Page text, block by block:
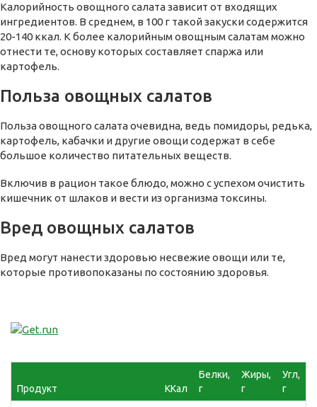
Калорийность овощного салата зависит от входящих
ингредиентов. В среднем, в 100 г такой закуски содержится
20-140 ккал. К более калорийным овощным салатам можно
отнести те, основу которых составляет спаржа или
картофель.
Польза овощных салатов
Польза овощного салата очевидна, ведь помидоры, редька,
картофель, кабачки и другие овощи содержат в себе
большое количество питательных веществ.
Включив в рацион такое блюдо, можно с успехом очистить
кишечник от шлаков и вести из организма токсины.
Вред овощных салатов
Вред могут нанести здоровью несвежие овощи или те,
которые противопоказаны по состоянию здоровья.
Продукт ККал
Белки,
г
Жиры,
г
Угл,
г